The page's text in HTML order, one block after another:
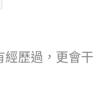
經歷過，更會干